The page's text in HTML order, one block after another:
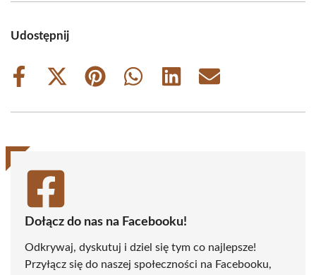
Udostępnij
Share
Share
(Twitter)
Share
Share
Share
Share
Dołącz do nas na Facebooku!
Odkrywaj, dyskutuj i dziel się tym co najlepsze!
Przyłącz się do naszej społeczności na Facebooku,